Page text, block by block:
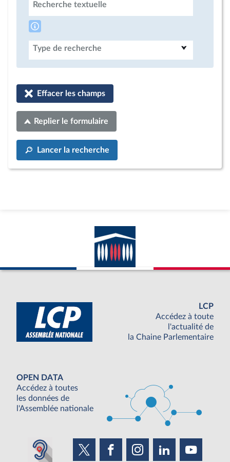
Recherche textuelle
Type de recherche
Effacer les champs
Replier le formulaire
Lancer la recherche
LCP
Accédez à toute
l'actualité de
la Chaine Parlementaire
OPEN DATA
Accédez à toutes
les données de
l'Assemblée nationale